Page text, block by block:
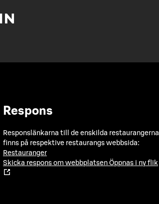
Respons
Responslänkarna till de enskilda restaurangerna
finns på respektive restaurangs webbsida:
Restauranger
Skicka respons om webbplatsen Öppnas i ny flik